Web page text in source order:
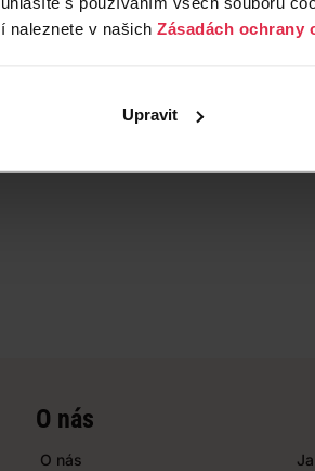
naleznete v našich Zásadách ochrany
Upravit
O nás
O nás